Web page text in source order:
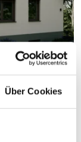
Über Cookies